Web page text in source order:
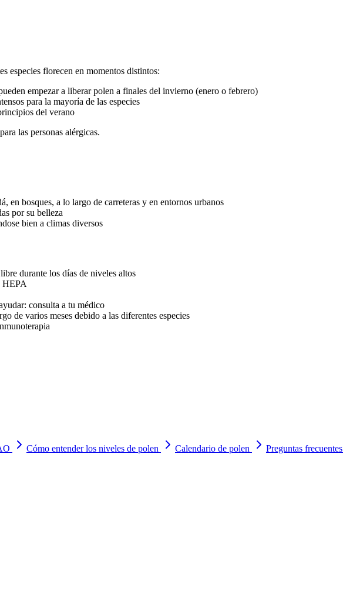
especies florecen en momentos distintos:
empezar a liberar polen a finales del invierno (enero o febrero)
para la mayoría de las especies
del verano
las personas alérgicas.
en bosques, a lo largo de carreteras y en entornos urbanos
por su belleza
bien a climas diversos
durante los días de niveles altos
HEPA
consulta a tu médico
de varios meses debido a las diferentes especies
Cómo entender los niveles de polen Calendario de polen Preguntas frecuentes